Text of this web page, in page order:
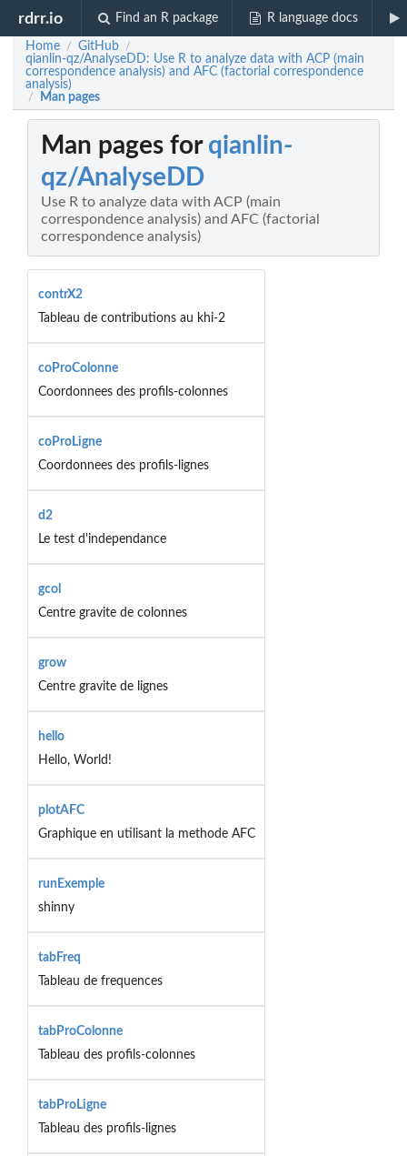
rdrr.io Find an R package R language docs
Home / GitHub /
qianlin-qz/AnalyseDD: Use R to analyze data with ACP (main
correspondence analysis) and AFC (factorial correspondence
analysis)
/ Man pages
Man pages for qianlin-
qz/AnalyseDD
Use R to analyze data with ACP (main
correspondence analysis) and AFC (factorial
correspondence analysis)
contrX2
Tableau de contributions au khi-2
coProColonne
Coordonnees des profils-colonnes
coProLigne
Coordonnees des profils-lignes
d2
Le test d'independance
gcol
Centre gravite de colonnes
grow
Centre gravite de lignes
hello
Hello, World!
plotAFC
Graphique en utilisant la methode AFC
runExemple
shinny
tabFreq
Tableau de frequences
tabProColonne
Tableau des profils-colonnes
tabProLigne
Tableau des profils-lignes